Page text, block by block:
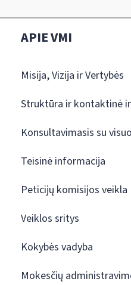
APIE VMI
Misija, Vizija ir Vertybės
Struktūra ir kontaktinė
Konsultavimasis su
Teisinė informacija
Peticijų komisijos veikla
Veiklos sritys
Kokybės vadyba
Mokesčių